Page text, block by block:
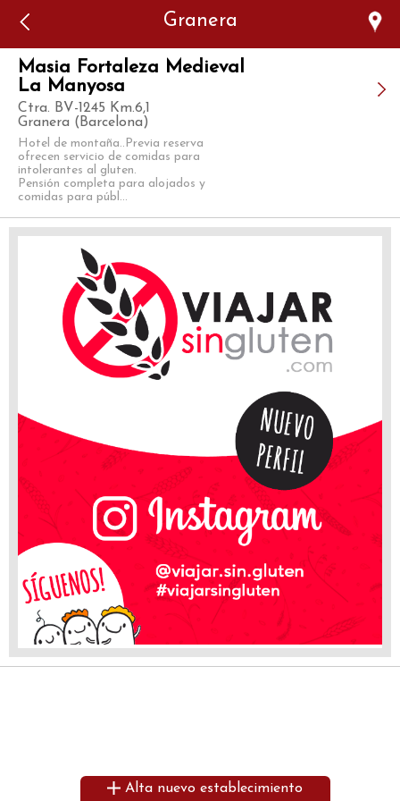
Granera
Masia Fortaleza Medieval
La Manyosa
Ctra. BV-1245 Km.6,1
Granera (Barcelona)
Hotel de montaña..Previa reserva
ofrecen servicio de comidas para
intolerantes al gluten.
Pensión completa para alojados y
comidas para públ...
Alta nuevo establecimiento
authorized to show the cookie declaration for domain group
ID 546ddaab-b478-4440-aa8a-3b0205284212. Please add it to
the domain group in the Cookiebot Manager to authorize
the domain.